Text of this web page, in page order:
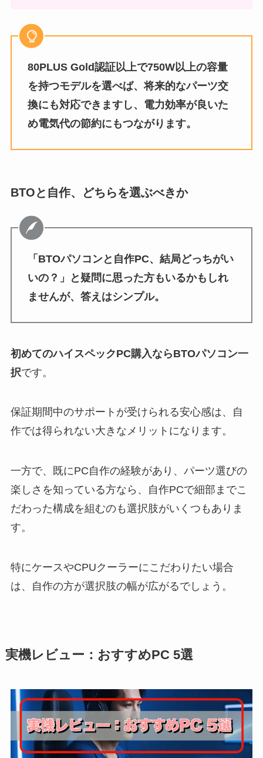
80PLUS Gold認証以上で750W以上の容量
を持つモデルを選べば、将来的なパーツ交
換にも対応できますし、電力効率が良いた
め電気代の節約にもつながります。
BTOと自作、どちらを選ぶべきか
「BTOパソコンと自作PC、結局どっちがい
いの？」と疑問に思った方もいるかもしれ
ませんが、答えはシンプル。
初めてのハイスペックPC購入ならBTOパソコン一
択です。
保証期間中のサポートが受けられる安心感は、自
作では得られない大きなメリットになります。
一方で、既にPC自作の経験があり、パーツ選びの
楽しさを知っている方なら、自作PCで細部までこ
だわった構成を組むのも選択肢がいくつもありま
す。
特にケースやCPUクーラーにこだわりたい場合
は、自作の方が選択肢の幅が広がるでしょう。
実機レビュー：おすすめPC 5選